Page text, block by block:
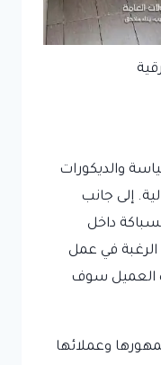
والديكورات
إلى جانب
داخل
الرغبة في عمل
العميل سوف
وعملائها